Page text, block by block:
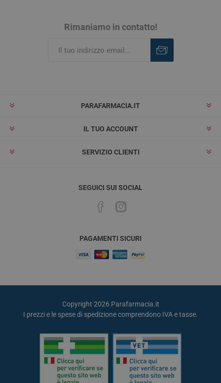
Rimaniamo in contatto!
PARAFARMACIA.IT
IL TUO ACCOUNT
SERVIZIO CLIENTI
SEGUICI SUI SOCIAL
PAGAMENTI SICURI
Copyright 2026 Parafarmacia.it
I prezzi e le spese di spedizione comprendono IVA e tasse.